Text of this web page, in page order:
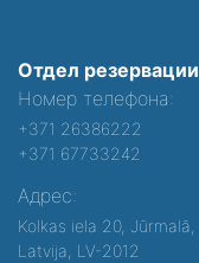
Отдел резервации
Номер телефона:
+371 26386222
+371 67733242
Адрес:
Kolkas iela 20, Jūrmalā,
Latvija, LV-2012